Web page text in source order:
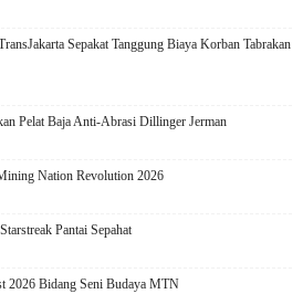
Sepakat Tanggung Biaya Korban Tabrakan
Pelat Baja Anti-Abrasi Dillinger Jerman
Nation Revolution 2026
Pantai Sepahat
2026 Bidang Seni Budaya MTN